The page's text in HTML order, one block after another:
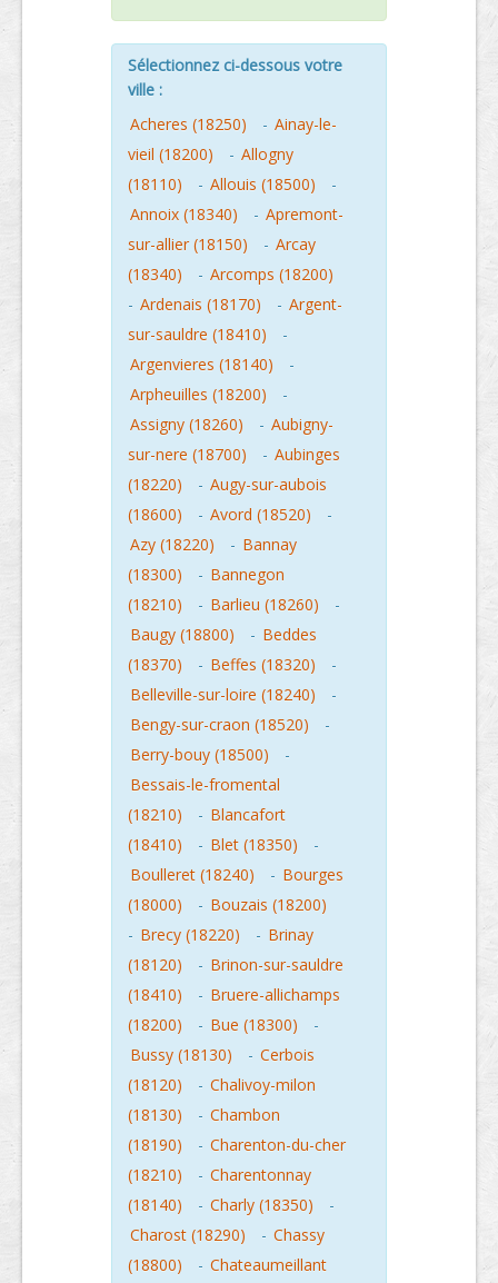
Sélectionnez ci-dessous votre
ville :
Acheres (18250)
- Ainay-le-
vieil (18200)
- Allogny
(18110)
- Allouis (18500)
-
Annoix (18340)
- Apremont-
sur-allier (18150)
- Arcay
(18340)
- Arcomps (18200)
- Ardenais (18170) - Argent-
sur-sauldre (18410)
-
Argenvieres (18140)
-
Arpheuilles (18200)
-
Assigny (18260)
- Aubigny-
sur-nere (18700)
- Aubinges
(18220)
- Augy-sur-aubois
(18600)
- Avord (18520)
-
Azy (18220)
- Bannay
(18300)
- Bannegon
(18210)
- Barlieu (18260)
-
Baugy (18800)
- Beddes
(18370)
- Beffes (18320)
-
Belleville-sur-loire (18240)
-
Bengy-sur-craon (18520)
-
Berry-bouy (18500)
-
Bessais-le-fromental
(18210)
- Blancafort
(18410)
- Blet (18350)
-
Boulleret (18240)
- Bourges
(18000)
- Bouzais (18200)
- Brecy (18220) - Brinay
(18120)
- Brinon-sur-sauldre
(18410)
- Bruere-allichamps
(18200)
- Bue (18300)
-
Bussy (18130)
- Cerbois
(18120)
- Chalivoy-milon
(18130)
- Chambon
(18190)
- Charenton-du-cher
(18210)
- Charentonnay
(18140)
- Charly (18350)
-
Charost (18290)
- Chassy
(18800)
- Chateaumeillant